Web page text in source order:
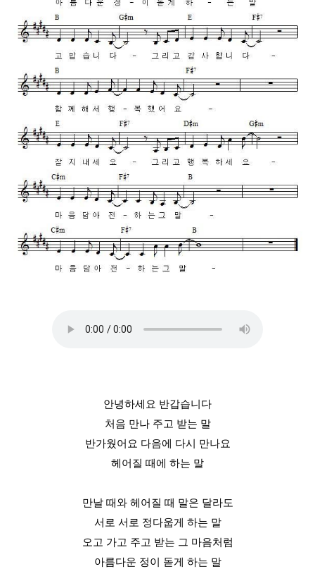
안녕하세요 반갑습니다
처음 만나 주고 받는 말
반가웠어요 다음에 다시 만나요
헤어질 때에 하는 말
만날 때와 헤어질 때 말은 달라도
서로 서로 정다웁게 하는 말
오고 가고 주고 받는 그 마음처럼
아름다운 정이 돋게 하는 말